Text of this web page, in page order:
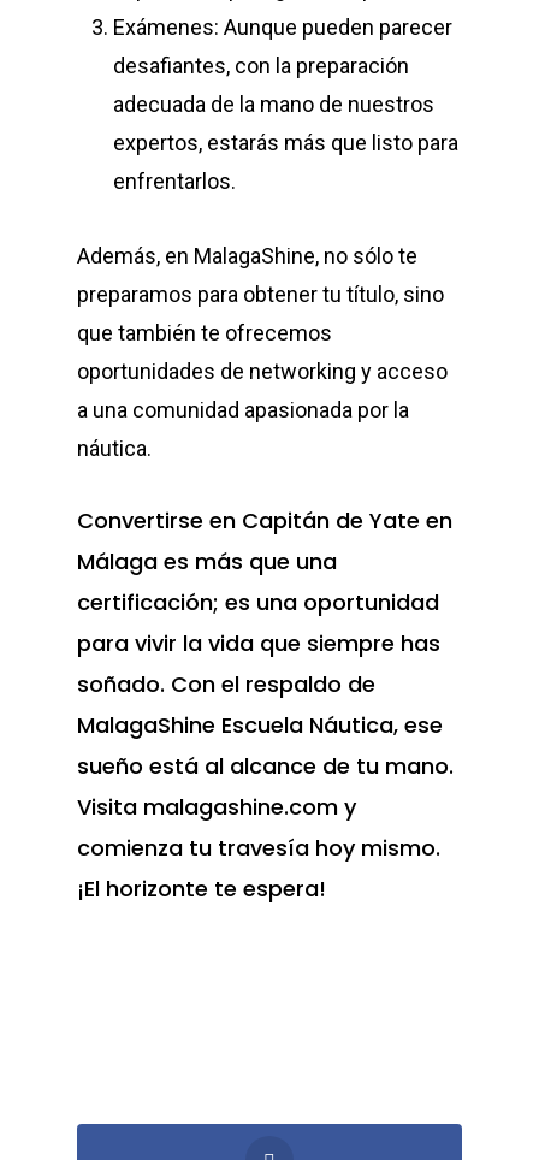
Exámenes: Aunque pueden parecer
desafiantes, con la preparación
adecuada de la mano de nuestros
expertos, estarás más que listo para
enfrentarlos.
Además, en MalagaShine, no sólo te
preparamos para obtener tu título, sino
que también te ofrecemos
oportunidades de networking y acceso
a una comunidad apasionada por la
náutica.
Convertirse en Capitán de Yate en
Málaga es más que una
certificación; es una oportunidad
para vivir la vida que siempre has
soñado. Con el respaldo de
MalagaShine Escuela Náutica, ese
sueño está al alcance de tu mano.
Visita malagashine.com y
comienza tu travesía hoy mismo.
¡El horizonte te espera!